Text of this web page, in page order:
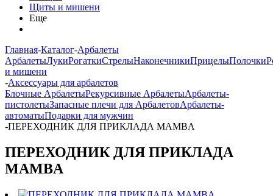
Щиты и мишени
Еще
Главная-Каталог-Арбалеты
АрбалетыЛукиРогаткиСтрелыНаконечникиПрицелыПолочки
и мишени
-Аксессуары для арбалетов
Блочные АрбалетыРекурсивные АрбалетыАрбалеты-
пистолетыЗапасные плечи для АрбалетовАрбалеты-
автоматыПодарки для мужчин
-ПЕРЕХОДНИК ДЛЯ ПРИКЛАДА MAMBA
ПЕРЕХОДНИК ДЛЯ ПРИКЛАДА
MAMBA